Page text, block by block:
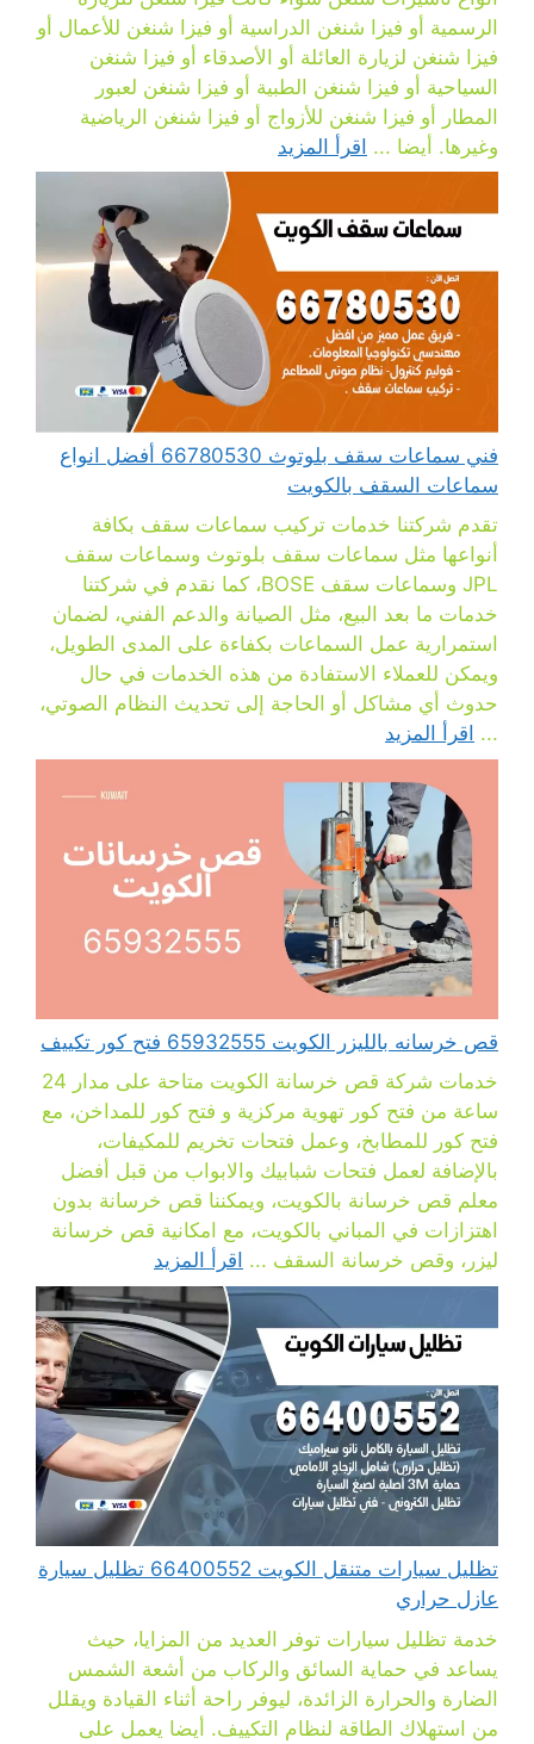
الرسمية أو فيزا شنغن الدراسية أو فيزا شنغن للأعمال أو
فيزا شنغن لزيارة العائلة أو الأصدقاء أو فيزا شنغن
السياحية أو فيزا شنغن الطبية أو فيزا شنغن لعبور
المطار أو فيزا شنغن للأزواج أو فيزا شنغن الرياضية
وغيرها. أيضا ... اقرأ المزيد
فني سماعات سقف بلوتوث 66780530 أفضل انواع
سماعات السقف بالكويت
تقدم شركتنا خدمات تركيب سماعات سقف بكافة
أنواعها مثل سماعات سقف بلوتوث وسماعات سقف
JPL وسماعات سقف BOSE، كما نقدم في شركتنا
خدمات ما بعد البيع، مثل الصيانة والدعم الفني، لضمان
استمرارية عمل السماعات بكفاءة على المدى الطويل،
ويمكن للعملاء الاستفادة من هذه الخدمات في حال
حدوث أي مشاكل أو الحاجة إلى تحديث النظام الصوتي،
... اقرأ المزيد
قص خرسانه بالليزر الكويت 65932555 فتح كور تكييف
خدمات شركة قص خرسانة الكويت متاحة على مدار 24
ساعة من فتح كور تهوية مركزية و فتح كور للمداخن، مع
فتح كور للمطابخ، وعمل فتحات تخريم للمكيفات،
بالإضافة لعمل فتحات شبابيك والابواب من قبل أفضل
معلم قص خرسانة بالكويت، ويمكننا قص خرسانة بدون
اهتزازات في المباني بالكويت، مع امكانية قص خرسانة
ليزر، وقص خرسانة السقف ... اقرأ المزيد
تظليل سيارات متنقل الكويت 66400552 تظليل سيارة
عازل حراري
خدمة تظليل سيارات توفر العديد من المزايا، حيث
يساعد في حماية السائق والركاب من أشعة الشمس
الضارة والحرارة الزائدة، ليوفر راحة أثناء القيادة ويقلل
من استهلاك الطاقة لنظام التكييف. أيضا يعمل على